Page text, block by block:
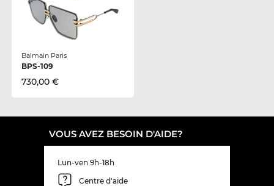
Balmain Paris
BPS-109
730,00 €
VOUS AVEZ BESOIN D'AIDE?
Lun-ven 9h-18h
Centre d'aide